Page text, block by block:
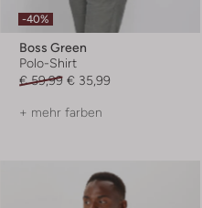
-40%
Boss Green
Polo-Shirt
€ 59,99 € 35,99
+ mehr farben